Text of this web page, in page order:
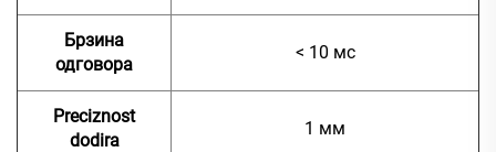
Брзина
одговора
< 10 мс
Preciznost
dodira
1 мм